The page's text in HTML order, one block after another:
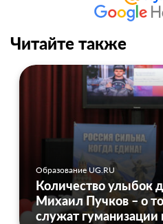
Читайте также
Образование UG.RU
Количество улыбок
Михаил Пучков – о
служат